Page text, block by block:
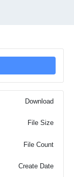
Download
File Size
File Count
Create Date